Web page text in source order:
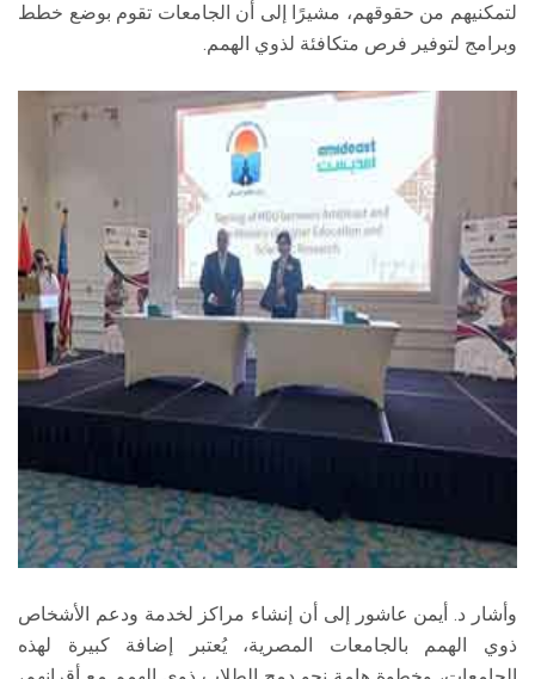
لتمكنيهم من حقوقهم، مشيرًا إلى أن الجامعات تقوم بوضع خطط
وبرامج لتوفير فرص متكافئة لذوي الهمم.
وأشار د. أيمن عاشور إلى أن إنشاء مراكز لخدمة ودعم الأشخاص
ذوي الهمم بالجامعات المصرية، يُعتبر إضافة كبيرة لهذه